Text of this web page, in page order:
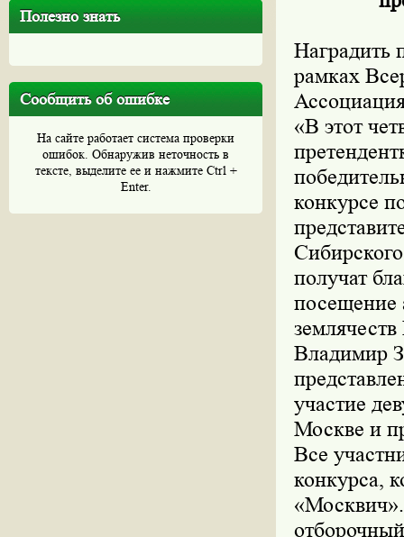
Полезно знать
Сообщить об ошибке
На сайте работает система проверки
ошибок. Обнаружив неточность в
тексте, выделите ее и нажмите Ctrl +
Enter.
Наградить
рамках
«В этот
конкурсе
получат
посещение
Владимир
участие
Москве и
Все
конкурса,